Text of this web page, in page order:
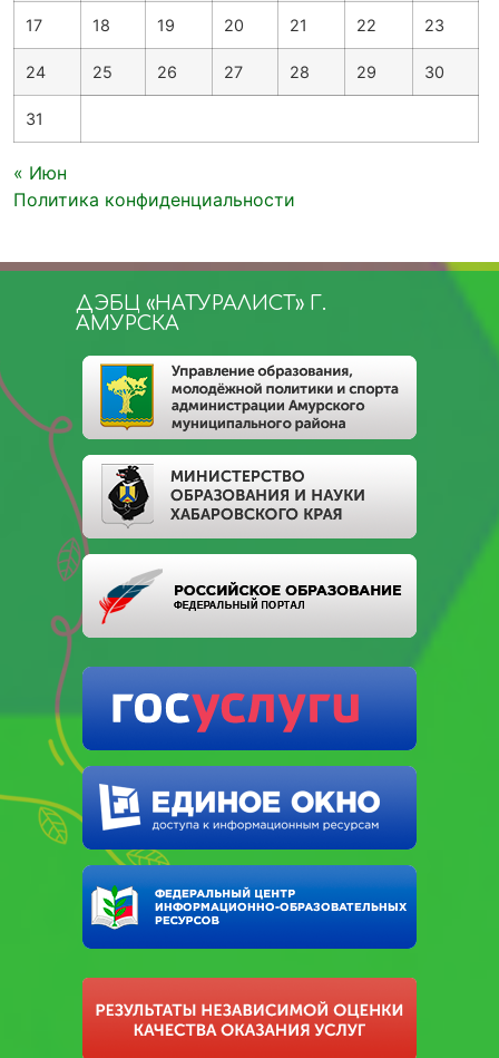
17 18 19 20 21 22 23
24 25 26 27 28 29 30
31
« Июн
Политика конфиденциальности
ДЭБЦ «НАТУРАЛИСТ» Г.
АМУРСКА